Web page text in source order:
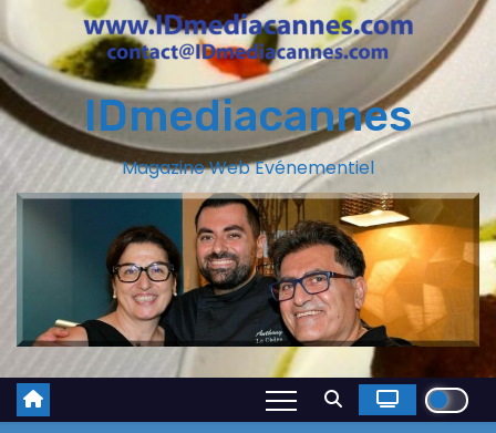
IDmediacannes
Magazine Web Evénementiel